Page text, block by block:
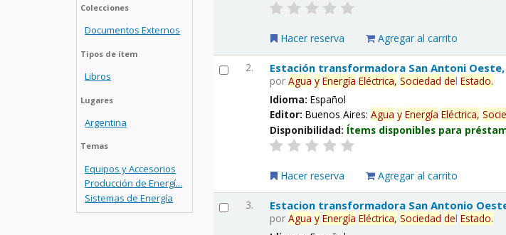
Colecciones
Documentos Externos
Tipos de ítem
Libros
Lugares
Argentina
Temas
Equipos y Accesorios
Producción de Energí...
Sistemas de Energía
Hacer reserva Agregar al carrito
2. Estación transformadora San Antoni
porAgua y Energía Eléctrica, Sociedad delEstado.
Idioma:Español
Editor:Buenos Aires:Agua y Energía Eléctrica,
Disponibilidad: Ítems disponibles para
Hacer reserva Agregar al carrito
3. Estacion transformadora San Antonio
porAgua y Energía Eléctrica, Sociedad delEstado.